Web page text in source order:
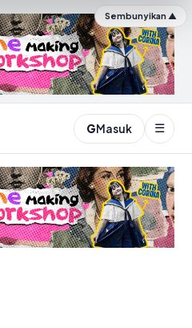
Sembunyikan ▲
GMasuk ☰